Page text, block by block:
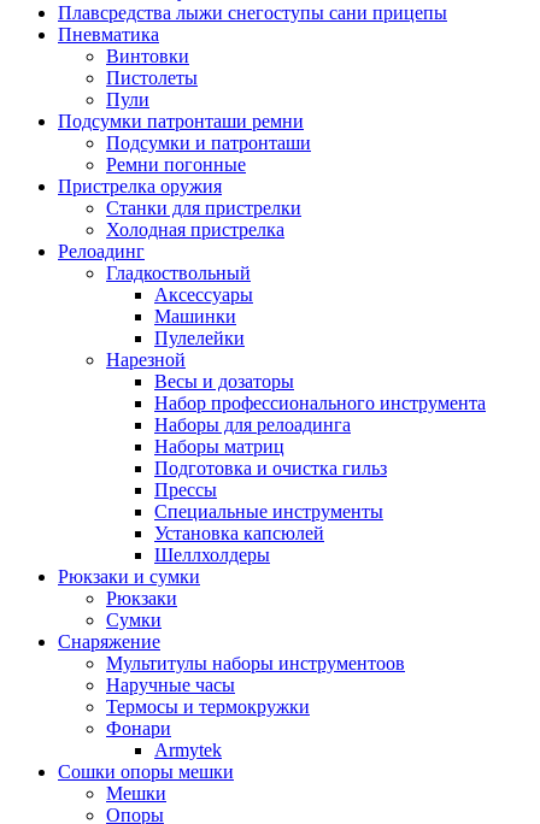
Плавсредства лыжи снегоступы сани прицепы
Пневматика
Винтовки
Пистолеты
Пули
Подсумки патронташи ремни
Подсумки и патронташи
Ремни погонные
Пристрелка оружия
Станки для пристрелки
Холодная пристрелка
Релоадинг
Гладкоствольный
Аксессуары
Машинки
Пулелейки
Нарезной
Весы и дозаторы
Набор профессионального инструмента
Наборы для релоадинга
Наборы матриц
Подготовка и очистка гильз
Прессы
Специальные инструменты
Установка капсюлей
Шеллхолдеры
Рюкзаки и сумки
Рюкзаки
Сумки
Снаряжение
Мультитулы наборы инструментоов
Наручные часы
Термосы и термокружки
Фонари
Armytek
Сошки опоры мешки
Мешки
Опоры